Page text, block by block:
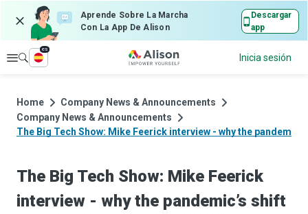
Aprende Sobre La Marcha
Con La App De Alison
Descargar
app
Explorar
es
Inicia sesión
Home
Company News & Announcements
Company News & Announcements
The Big Tech Show: Mike Feerick interview - why the
The Big Tech Show: Mike Feerick
interview - why the pandemic’s shift